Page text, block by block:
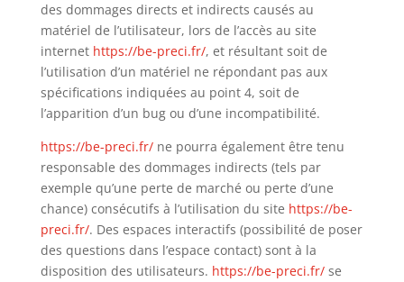
des dommages directs et indirects causés au
matériel de l’utilisateur, lors de l’accès au site
internet https://be-preci.fr/, et résultant soit de
l’utilisation d’un matériel ne répondant pas aux
spécifications indiquées au point 4, soit de
l’apparition d’un bug ou d’une incompatibilité.
https://be-preci.fr/ne pourra également être tenu
responsable des dommages indirects (tels par
exemple qu’une perte de marché ou perte d’une
chance) consécutifs à l’utilisation du site https://be-
preci.fr/. Des espaces interactifs (possibilité de poser
des questions dans l’espace contact) sont à la
disposition des utilisateurs. https://be-preci.fr/se